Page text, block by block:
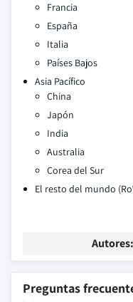
Francia
España
Italia
Países Bajos
Asia Pacífico
China
Japón
India
Australia
Corea del Sur
El resto del mundo
Autores:
Preguntas